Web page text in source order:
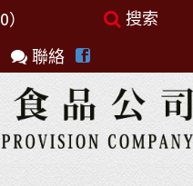
0） 搜索
聯絡